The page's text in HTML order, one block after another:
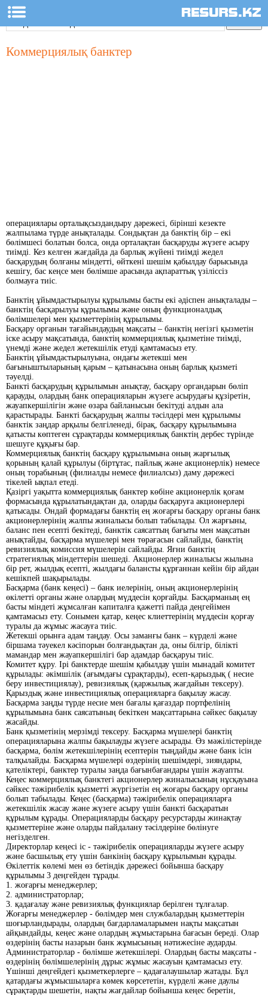
Коммерциялық банктер
операциялары орталықсыздандыру дәрежесі, бірінші кезекте
жалпылама түрде анықталады. Сондықтан да банктің бір – екі
бөлімшесі болатын болса, онда орталақтан басқаруды жүзеге асыру
тиімді. Кез келген жағдайда да барлық жүйені тиімді жедел
басқарудың болғаны міндетті, өйткені шешім қабылдау барысында
кешігу, бас кеңсе мен бөлімше арасында ақпараттық үзіліссіз
болмауға тиіс.
Банктің ұйымдастырылуы құрылымы басты екі әдіспен анықталады –
банктің басқарылуы құрылымы және оның функционалдық
бөлімшелері мен қызметтерінің құрылымы.
Басқару органын тағайындаудың мақсаты – банктің негізгі қызметін
іске асыру мақсатында, банктің коммерциялық қызметіне тиімді,
үнемді және жедел жетекшілік етуді қамтамасыз ету.
Банктің ұйымдастырылуына, ондағы жетекші мен
бағыныштыларының қарым – қатынасына оның барлық қызметі
тәуелді.
Банкті басқарудың құрылымын анықтау, басқару органдарын бөліп
қарауды, олардың банк операцияларын жүзеге асырудағы құзіретін,
жауапкершілігін және өзара байланысын бекітуді алдын ала
қарастырады. Банкті басқарудың жалпы тәсілдері мен құрылымы
банктік заңдар арқылы белгіленеді, бірақ, басқару құрылымына
қатысты көптеген сұрақтарды коммерциялық банктің дербес түрінде
шешуге құқығы бар.
Коммерциялық банктің басқару құрылымына оның жарғылық
қорының қалай құрылуы (біртұтас, пайлық және акционерлік) немесе
оның торабының (филиалды немесе филиалсыз) даму дәрежесі
тікелей ықпал етеді.
Қазіргі уақытта коммерциялық банктер көбіне акционерлік қоғам
формасында құрылатындақтан да, оларды басқаруға акционерлері
қатысады. Ондай формадағы банктің ең жоғарғы басқару органы банк
акционерлерінің жалпы жиналысы болып табылады. Ол жарғыны,
баланс пен есепті бекітеді, банктік саясаттың бағыты мен мақсатын
анықтайды, басқарма мүшелері мен төрағасын сайлайды, банктің
ревизиялық комиссия мүшелерін сайлайды. Яғни банктің
стратегиялық міндеттерін шешеді. Акционерлер жиналысы жылына
бір рет, жылдық есепті, жылдағы балансты құрғаннан кейін бір айдан
кешікпей шақырылады.
Басқарма (банк кеңесі) – банк иелерінің, оның акционерлерінің
өкілетті органы және олардың мүддесін қорғайды. Басқарманың ең
басты міндеті жұмсалған капиталға қажетті пайда деңгейімен
қамтамасыз ету. Сонымен қатар, кеңес клиеттерінің мүддесін қорғау
туралы да жұмыс жасауға тиіс.
Жетекші орынға адам таңдау. Осы заманғы банк – күрделі және
біршама тәуекел кәсіпорын болғандықтан да, оны білгір, білікті
мамандар мен жауапкершілігі бар адамдар басқаруы тиіс.
Комитет құру. Ірі банктерде шешім қабылдау үшін мынадай комитет
құрылады: әкімшілік (ағымдағы сұрақтарды), есеп-қарыздық ( несие
беру инвестициялау), ревизиялық (қаржылық жағдайын тексеру).
Қарыздық және инвестициялық операцияларға бақылау жасау.
Басқарма заңды түрде несие мен бағалы қағаздар портфелінің
құрылымына банк саясатының бекіткен мақсаттарына сәйкес бақылау
жасайды.
Банк қызметінің мерзімді тексеру. Басқарма мүшелері банктің
операцияларына жалпы бақылауды жүзеге асырады. Өз мәжілістерінде
басқарма, бөлім жетекшілерінің есептерін тыңдайды және банк ісін
талқылайды. Басқарма мүшелері өздерінің шешімдері, зияндары,
қателіктері, банктер туралы заңда бағынбағандары үшін жауапты.
Кеңес коммерциялық банктегі акционерлер жиналысының нұсқауына
сәйкес тәжірибелік қызметті жүргізетін ең жоғары басқару органы
болып табылады. Кеңес (басқарма) тәжірибелік операцияларға
жетекшілік жасау және жүзеге асыру үшін банкті басқаратын
құрылым құрады. Операцияларды басқару ресурстарды жинақтау
қызметтеріне және оларды пайдалану тәсілдеріне бөлінуге
негізделген.
Директорлар кеңесі іс - тәжірибелік операцияларды жүзеге асыру
және басшылық ету үшін банкінің басқару құрылымын құрады.
Өкілеттік көлемі мен өз бетіндік дәрежесі бойынша басқару
құрылымы 3 деңгейден тұрады.
1. жоғарғы менеджерлер;
2. администраторлар;
3. қадағалау және ревизиялық функциялар берілген тұлғалар.
Жоғарғы менеджерлер - бөлімдер мен службалардың қызметтерін
шоғырландырады, олардың бағдарламаларымен нақты мақсатын
айқындайды, кеңес және олардың жұмыстарына бағасын береді. Олар
өздерінің басты назарын банк жұмысының нәтижесіне аударды.
Администраторлар - бөлімше жетекшілері. Олардың басты мақсаты -
өздерінің бөлімшелерінің дұрыс жұмыс жасауын қамтамасыз ету.
Үшінші деңгейдегі қызметкерлерге – қадағалаушылар жатады. Бұл
қатардағы жұмысшыларға көмек көрсететін, күрделі және даулы
сұрақтарды шешетін, нақты жағдайлар бойынша кеңес беретін,